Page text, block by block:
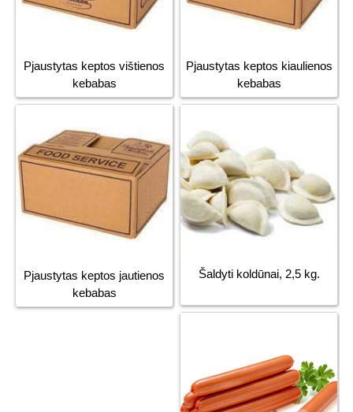
Pjaustytas keptos vištienos
kebabas
Pjaustytas keptos kiaulienos
kebabas
Pjaustytas keptos jautienos
kebabas
Šaldyti koldūnai, 2,5 kg.